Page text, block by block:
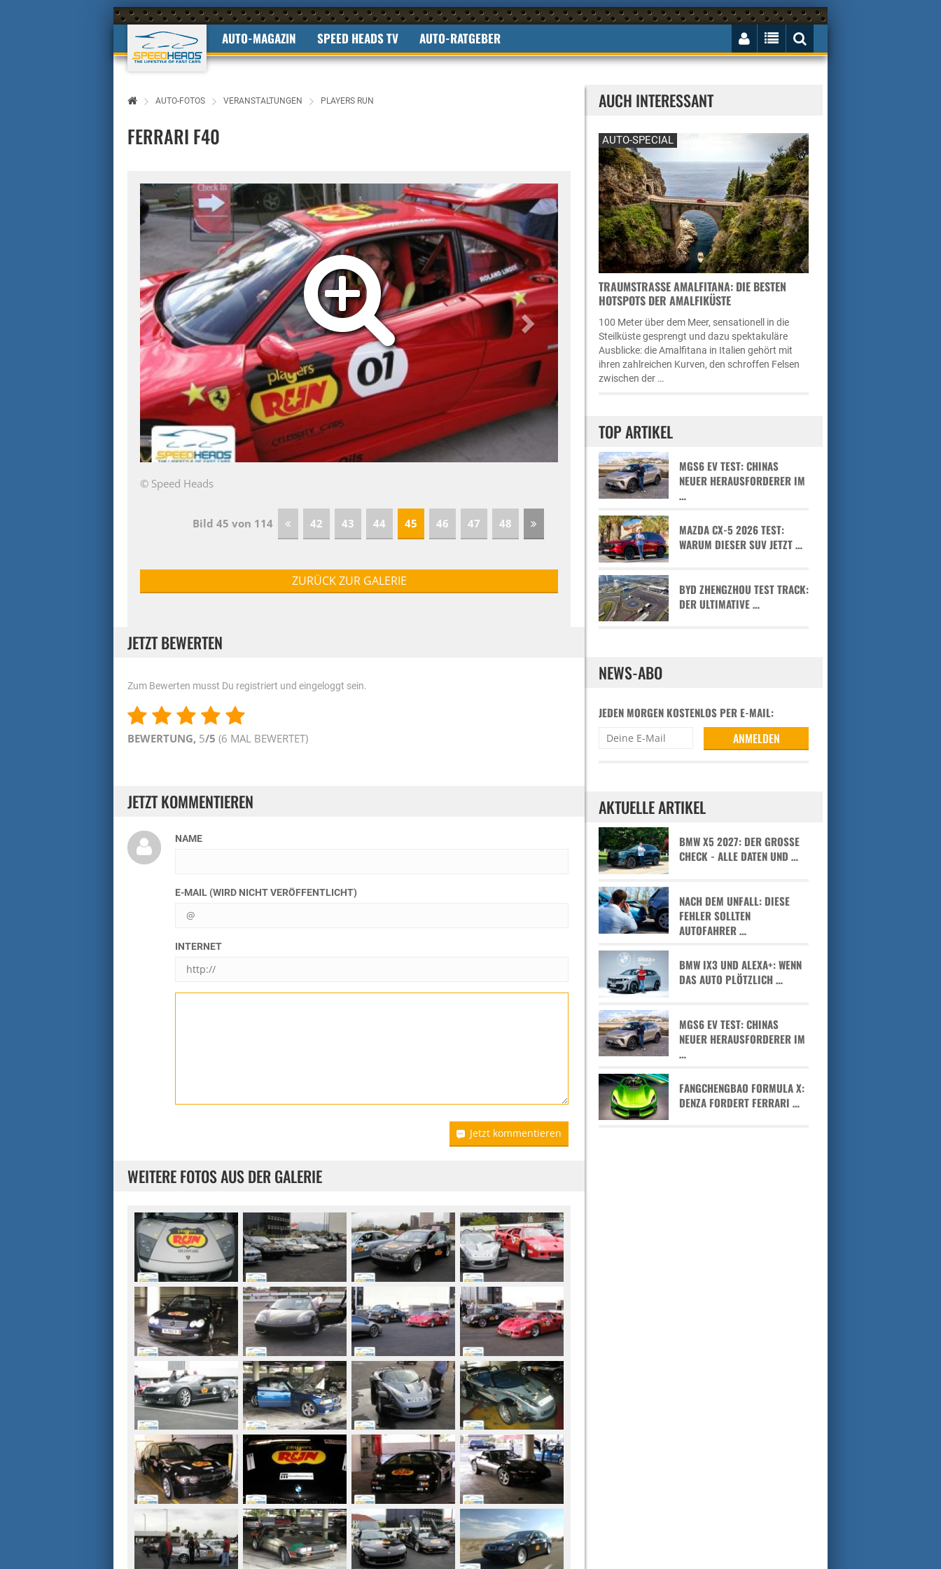
AUTO-MAGAZIN SPEED HEADS TV AUTO-RATGEBER
AUTO-FOTOS VERANSTALTUNGEN PLAYERS RUN
FERRARI F40
© Speed Heads
Bild 45 von 114 42 43 44 45 46 47 48
ZURÜCK ZUR GALERIE
JETZT BEWERTEN
Zum Bewerten musst Du registriert und eingeloggt sein.
BEWERTUNG, 5/5 (6 MAL BEWERTET)
JETZT KOMMENTIEREN
NAME
E-MAIL (WIRD NICHT VERÖFFENTLICHT)
INTERNET
Jetzt kommentieren
WEITERE FOTOS AUS DER GALERIE
AUCH INTERESSANT
AUTO-SPECIAL
TRAUMSTRASSE AMALFITANA: DIE BESTEN H
OTSPOTS DER AMALFIKÜSTE
100 Meter über dem Meer, sensationell in die
Steilküste gesprengt und dazu spektakuläre
Ausblicke: die Amalfitana in Italien gehört mit
ihren zahlreichen Kurven, den schroffen Felsen
zwischen der …
TOP ARTIKEL
MGS6 EV TEST: CHINAS
NEUER HERAUSFORDERER IM
…
MAZDA CX-5 2026 TEST:
WARUM DIESER SUV JETZT …
BYD ZHENGZHOU TEST TRACK:
DER ULTIMATIVE …
NEWS-ABO
JEDEN MORGEN KOSTENLOS PER E-MAIL:
AKTUELLE ARTIKEL
BMW X5 2027: DER GROSSE C
HECK - ALLE DATEN UND …
NACH DEM UNFALL: DIESE
FEHLER SOLLTEN
AUTOFAHRER …
BMW IX3 UND ALEXA+: WENN
DAS AUTO PLÖTZLICH …
MGS6 EV TEST: CHINAS
NEUER HERAUSFORDERER IM
…
FANGCHENGBAO FORMULA X:
DENZA FORDERT FERRARI …